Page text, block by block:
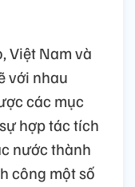
Việt Nam và
với nhau
các mục
hợp tác tích
nước thành
công một số